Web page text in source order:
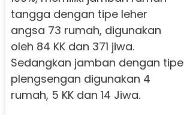
tangga dengan tipe leher
angsa 73 rumah, digunakan
oleh 84 KK dan 371 jiwa.
Sedangkan jamban dengan tipe
plengsengan digunakan 4
rumah, 5 KK dan 14 Jiwa.